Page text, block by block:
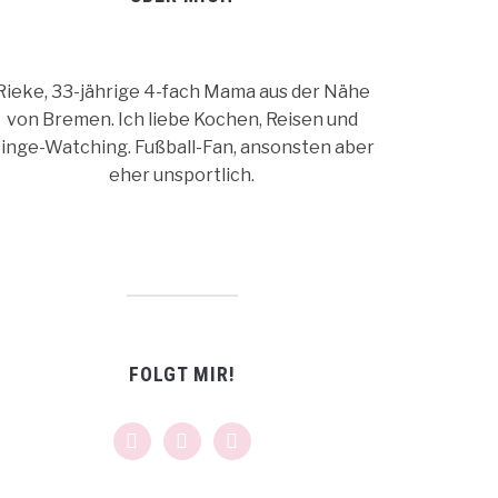
33-jährige 4-fach Mama aus der Nähe
von Bremen. Ich liebe Kochen, Reisen und
Watching. Fußball-Fan, ansonsten aber
eher unsportlich.
FOLGT MIR!
facebookinstagrampinterest